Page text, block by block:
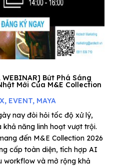
Bứt Phá Sáng
Mới Của M&E Collection
, EVENT, MAYA
nay đòi hỏi tốc độ xử lý,
khả năng linh hoạt vượt trội.
đến M&E Collection 2026
cấp toàn diện, tích hợp AI
workflow và mở rộng khả